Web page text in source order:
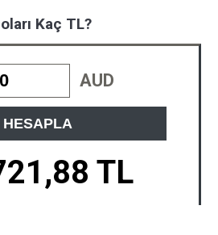
Kaç TL?
AUD
HESAPLA
TL